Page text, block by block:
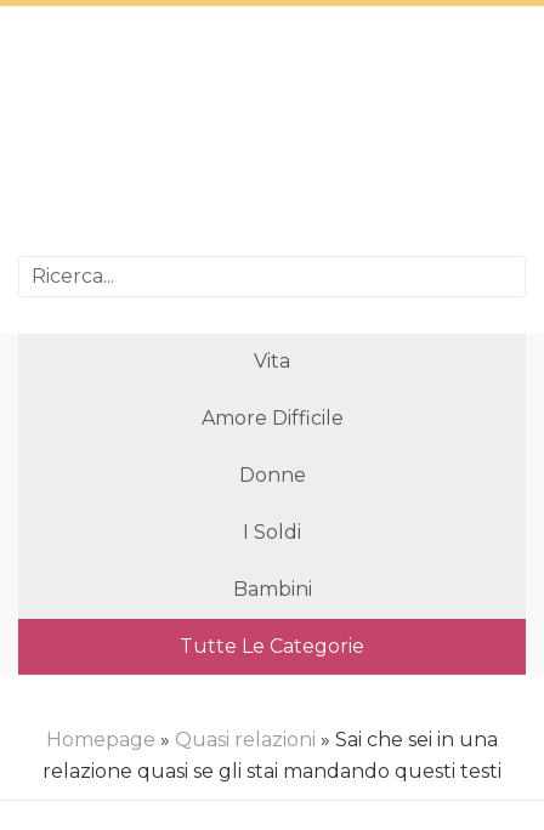
Vita
Amore Difficile
Donne
I Soldi
Bambini
Tutte Le Categorie
Homepage » Quasi relazioni » Sai che sei in una
relazione quasi se gli stai mandando questi testi